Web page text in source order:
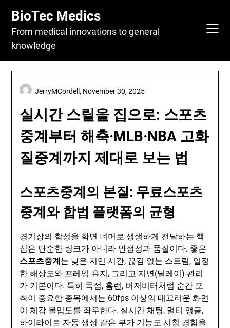
content
BioTec Medics
From medical innovations to general
knowledge
실시간 스릴을 집으로: 스포츠
중계부터 해축·MLB·NBA 고화
질중계까지 제대로 보는 법
JerryMCordell, November 30, 2025
스포츠중계의 본질: 무료스포츠
중계와 합법 플랫폼의 균형
경기장의 함성을 화면 너머로 생생하게 전달하는 핵
심은 단순한 링크가 아니라 안정성과 품질이다. 좋은
스포츠중계는 낮은 지연 시간, 끊김 없는 스트림, 일정
한 해상도와 프레임 유지, 그리고 지연(딜레이) 관리
가 기본이다. 특히 득점, 홈런, 버저비터처럼 순간 포
착이 중요한 종목에서는 60fps 이상의 매끄러운 화면
이 체감 몰입도를 좌우한다. 실시간 채팅, 멀티 앵글,
하이라이트 자동 생성 같은 부가 기능도 시청 경험을